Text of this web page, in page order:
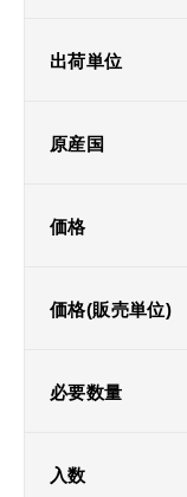
出荷単位
原産国
価格
価格(販売単位)
必要数量
入数